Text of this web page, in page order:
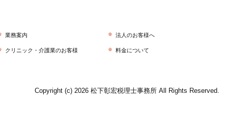
業務案内 法人のお客様へ
クリニック・介護業のお客様 料金について
Copyright (c) 2026 松下彰宏税理士事務所 All Rights Reserved.